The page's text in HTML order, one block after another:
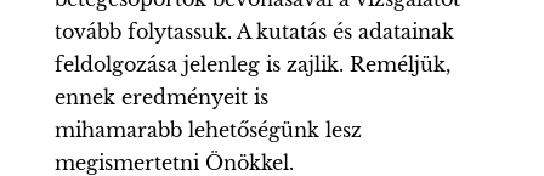
tovább folytassuk. A kutatás és adatainak
feldolgozása jelenleg is zajlik. Reméljük,
ennek eredményeit is
mihamarabb lehetőségünk lesz
megismertetni Önökkel.